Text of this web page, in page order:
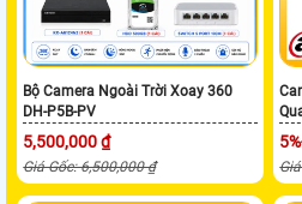
Bộ Camera Ngoài Trời Xoay 360
DH-P5B-PV
5,500,000 ₫
Giá Gốc: 6,500,000 ₫